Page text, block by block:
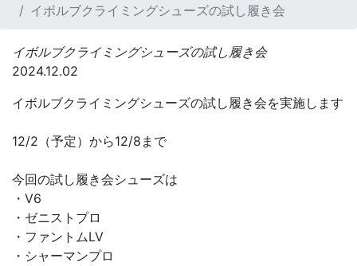
イボルブクライミングシューズの試し履き会
イボルブクライミングシューズの試し履き会
2024.12.02
イボルブクライミングシューズの試し履き会を実施します
12/2（予定）から12/8まで
今回の試し履き会シューズは
・V6
・ゼニストプロ
・ファントムLV
・シャーマンプロ